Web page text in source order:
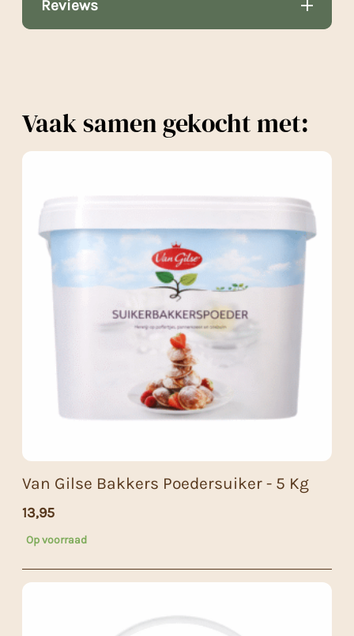
Reviews
Vaak samen gekocht met:
Van Gilse Bakkers Poedersuiker - 5 Kg
13,95
Op voorraad